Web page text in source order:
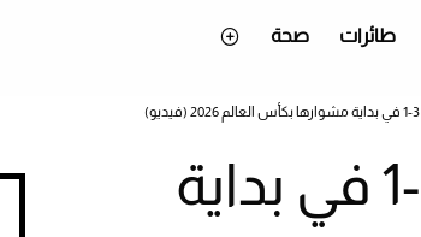
طائرات صحة
النمسا تحسم مواجهة الأردن 3-1 في بداية